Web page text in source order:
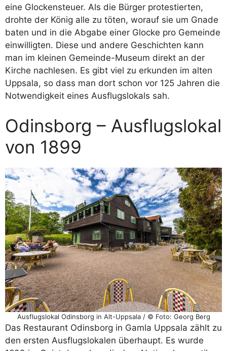
eine Glockensteuer. Als die Bürger protestierten,
drohte der König alle zu töten, worauf sie um Gnade
baten und in die Abgabe einer Glocke pro Gemeinde
einwilligten. Diese und andere Geschichten kann
man im kleinen Gemeinde-Museum direkt an der
Kirche nachlesen. Es gibt viel zu erkunden im alten
Uppsala, so dass man dort schon vor 125 Jahren die
Notwendigkeit eines Ausflugslokals sah.
Odinsborg – Ausflugslokal
von 1899
Ausflugslokal Odinsborg in Alt-Uppsala / © Foto: Georg Berg
Das Restaurant Odinsborg in Gamla Uppsala zählt zu
den ersten Ausflugslokalen überhaupt. Es wurde